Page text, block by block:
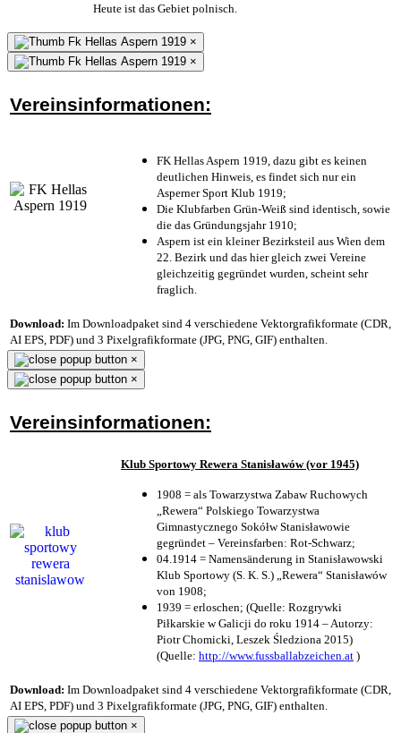
Heute ist das Gebiet polnisch.
×
×
Vereinsinformationen:
FK Hellas Aspern 1919, dazu gibt es keinen
deutlichen Hinweis, es findet sich nur ein
Asperner Sport Klub 1919;
Die Klubfarben Grün-Weiß sind identisch, sowie
die das Gründungsjahr 1910;
Aspern ist ein kleiner Bezirksteil aus Wien dem
22. Bezirk und das hier gleich zwei Vereine
gleichzeitig gegründet wurden, scheint sehr
fraglich.
Download: Im Downloadpaket sind 4 verschiedene Vektorgrafikformate (CDR,
AI EPS, PDF) und 3 Pixelgrafikformate (JPG, PNG, GIF) enthalten.
×
×
Vereinsinformationen:
Klub Sportowy Rewera Stanisławów (vor 1945)
1908 = als Towarzystwa Zabaw Ruchowych
„Rewera“ Polskiego Towarzystwa
Gimnastycznego Sokółw Stanisławowie
gegründet – Vereinsfarben: Rot-Schwarz;
04.1914 = Namensänderung in Stanisławowski
Klub Sportowy (S. K. S.) „Rewera“ Stanisławów
von 1908;
1939 = erloschen; (Quelle: Rozgrywki
Piłkarskie w Galicji do roku 1914 – Autorzy:
Piotr Chomicki, Leszek Śledziona 2015)
(Quelle: http://www.fussballabzeichen.at )
Download: Im Downloadpaket sind 4 verschiedene Vektorgrafikformate (CDR,
AI EPS, PDF) und 3 Pixelgrafikformate (JPG, PNG, GIF) enthalten.
×